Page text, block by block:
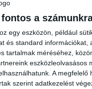
a
egy eszközön, például
és standard információkat,
tartalmak méréséhez,
eszközleolvasásos
A megfelelő
szerint adatkezelést
van, éppen ezért
meg.
Akadémia